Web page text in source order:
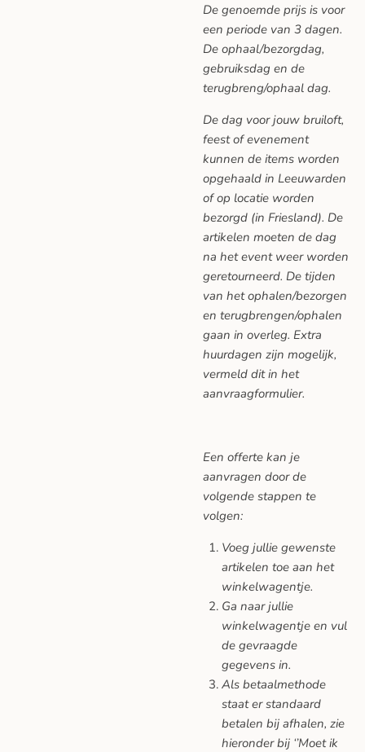
De genoemde prijs is voor
een periode van 3 dagen.
De ophaal/bezorgdag,
gebruiksdag en de
terugbreng/ophaal dag.
De dag voor jouw bruiloft,
feest of evenement
kunnen de items worden
opgehaald in Leeuwarden
of op locatie worden
bezorgd (in Friesland). De
artikelen moeten de dag
na het event weer worden
geretourneerd. De tijden
van het ophalen/bezorgen
en terugbrengen/ophalen
gaan in overleg. Extra
huurdagen zijn mogelijk,
vermeld dit in het
aanvraagformulier.
Een offerte kan je
aanvragen door de
volgende stappen te
volgen:
Voeg jullie gewenste
artikelen toe aan het
winkelwagentje.
Ga naar jullie
winkelwagentje en vul
de gevraagde
gegevens in.
Als betaalmethode
staat er standaard
betalen bij afhalen, zie
hieronder bij ‘’Moet ik